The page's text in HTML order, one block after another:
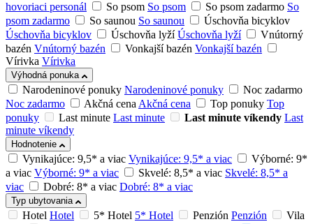
hovoriaci personál
So psom So psom So psom zadarmo So
psom zadarmo
So saunou So saunou
Úschovňa bicyklov
Úschovňa bicyklov
Úschovňa lyží Úschovňa lyží
Vnútorný
bazén Vnútorný bazén Vonkajší bazén Vonkajší bazén
Vírivka Vírivka
Výhodná ponuka
Narodeninové ponuky Narodeninové ponuky
Noc zadarmo
Noc zadarmo
Akčná cenaAkčná cena Top ponuky Top
ponuky
Last minute Last minute Last minute víkendy Last
minute víkendy
Hodnotenie
Vynikajúce: 9,5* a viac Vynikajúce: 9,5* a viac
Výborné: 9*
a viac Výborné: 9* a viac Skvelé: 8,5* a viac Skvelé: 8,5* a
viac
Dobré: 8* a viac Dobré: 8* a viac
Typ ubytovania
Hotel Hotel 5* Hotel 5* Hotel Penzión Penzión
Vila